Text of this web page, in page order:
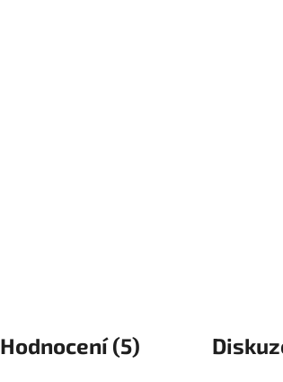
Hodnocení (5)